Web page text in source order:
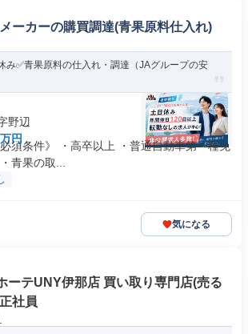
ーカーの購買調達(青果原料仕入れ)
み✅青果原料の仕入れ・調達（JAグループの安
野辺
円
須条件》 ・高卒以上 ・普通自動車第一種免
青果の取...
気になる
ーテUNY伊那店 買い取り専門店(売る
社員